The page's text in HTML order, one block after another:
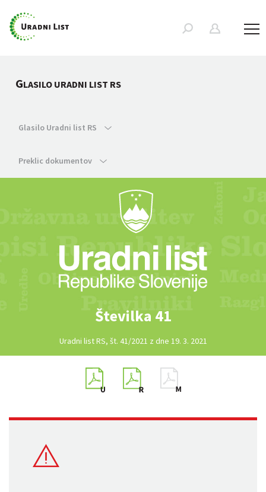
GLASILO URADNI LIST RS
Glasilo Uradni list RS
Preklic dokumentov
Številka 41
Uradni list RS, št. 41/2021 z dne 19. 3. 2021